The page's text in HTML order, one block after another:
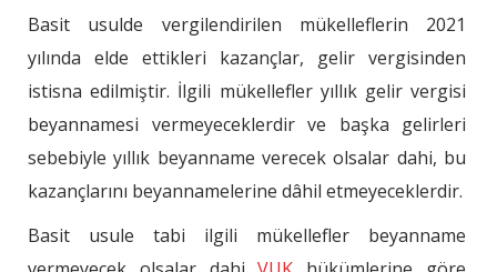
Basit usulde vergilendirilen mükelleflerin 2021
yılında elde ettikleri kazançlar, gelir vergisinden
istisna edilmiştir. İlgili mükellefler yıllık gelir vergisi
beyannamesi vermeyeceklerdir ve başka gelirleri
sebebiyle yıllık beyanname verecek olsalar dahi, bu
kazançlarını beyannamelerine dâhil etmeyeceklerdir.
Basit usule tabi ilgili mükellefler beyanname